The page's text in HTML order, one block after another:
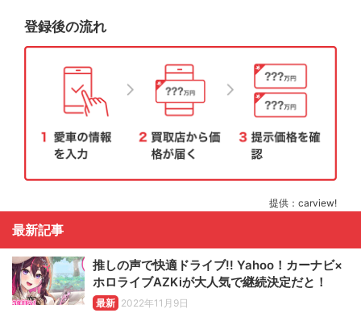
登録後の流れ
提供：carview!
最新記事
推しの声で快適ドライブ!! Yahoo！カーナビ×
ホロライブAZKiが大人気で継続決定だと！
最新 2022年11月9日